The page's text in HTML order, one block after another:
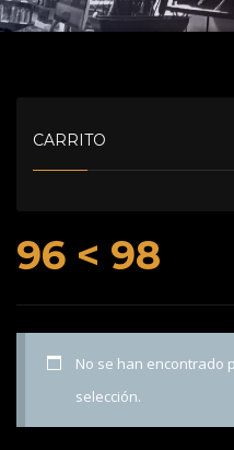
96 < 98
No se han encontrado
selección.
CARRITO